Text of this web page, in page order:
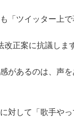
「ツイッター上で
正案に抗議しま
があるのは、声
対して「歌手や